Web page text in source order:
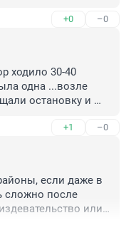
конкурс приедут
КТО
добраться до
+0 –0
ходило 30-40
одна ...возле
остановку и
внимания
команды,
+1 –0
если даже в
сложно после
или